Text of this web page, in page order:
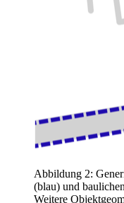
Abbildung 2:
(blau) und
Weitere